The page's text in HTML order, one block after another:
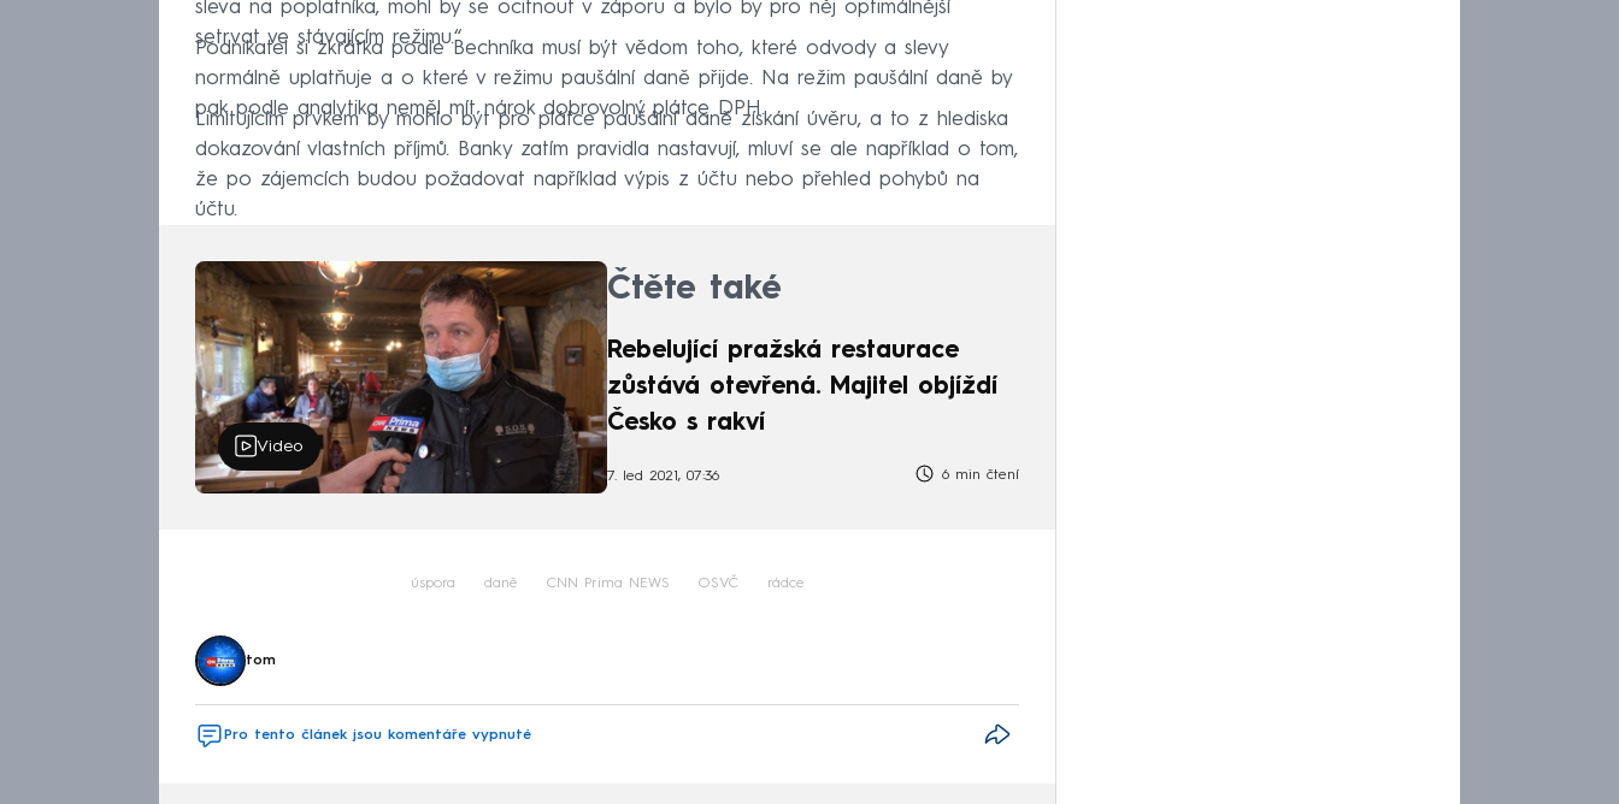
sleva na poplatníka, mohl by se ocitnout v záporu a bylo by pro něj optimálnější
setrvat ve stávajícím režimu.“
Podnikatel si zkrátka podle Bechníka musí být vědom toho, které odvody a slevy
normálně uplatňuje a o které v režimu paušální daně přijde. Na režim paušální daně by
pak podle analytika neměl mít nárok dobrovolný plátce DPH.
Limitujícím prvkem by mohlo být pro plátce paušální daně získání úvěru, a to z hlediska
dokazování vlastních příjmů. Banky zatím pravidla nastavují, mluví se ale například o tom,
že po zájemcích budou požadovat například výpis z účtu nebo přehled pohybů na
účtu.
Video
Čtěte také
Rebelující pražská restaurace
zůstává otevřená. Majitel objíždí
Česko s rakví
7. led 2021, 07:36 6 min čtení
úspora daně CNN Prima NEWS OSVČ rádce
tom
Pro tento článek jsou komentáře vypnuté